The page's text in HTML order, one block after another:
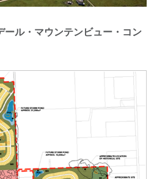
ール・マウンテンビュー・コン